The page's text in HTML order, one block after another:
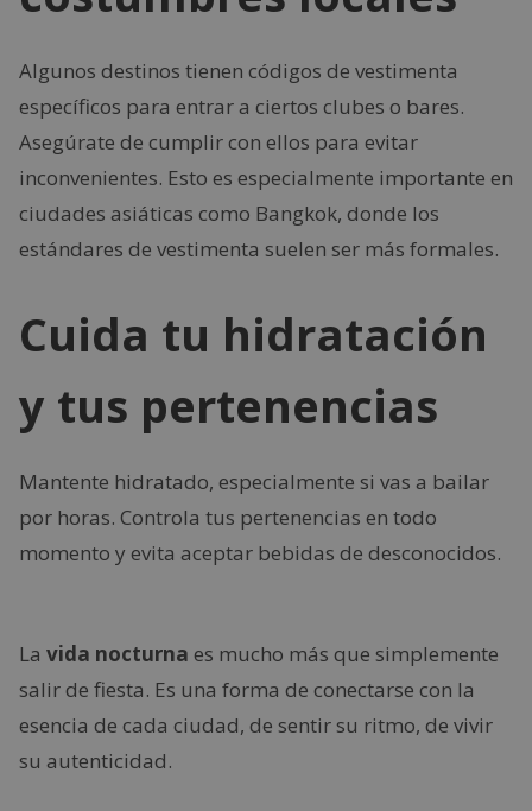
Algunos destinos tienen códigos de vestimenta
específicos para entrar a ciertos clubes o bares.
Asegúrate de cumplir con ellos para evitar
inconvenientes. Esto es especialmente importante en
ciudades asiáticas como Bangkok, donde los
estándares de vestimenta suelen ser más formales.
Cuida tu hidratación
y tus pertenencias
Mantente hidratado, especialmente si vas a bailar
por horas. Controla tus pertenencias en todo
momento y evita aceptar bebidas de desconocidos.
La vida nocturna es mucho más que simplemente
salir de fiesta. Es una forma de conectarse con la
esencia de cada ciudad, de sentir su ritmo, de vivir
su autenticidad.